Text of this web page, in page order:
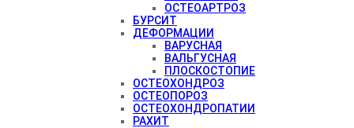
ОСТЕОАРТРОЗ
БУРСИТ
ДЕФОРМАЦИИ
ВАРУСНАЯ
ВАЛЬГУСНАЯ
ПЛОСКОСТОПИЕ
ОСТЕОХОНДРОЗ
ОСТЕОПОРОЗ
ОСТЕОХОНДРОПАТИИ
РАХИТ